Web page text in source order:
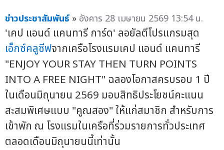
ข่าวประชาสัมพันธ์ » อังคาร 28 เมษายน 2569 13:54 น.
'เคป แอนด์ แคนทารี การ์ด' ลอยัลตีโปรแกรมสุด
เอ็กซ์คลูซีฟจากเครือโรงแรมเคป แอนด์ แคนทารี
"ENJOY YOUR STAY THEN TURN POINTS
INTO A FREE NIGHT" ฉลองโอกาสครบรอบ 1 ปี
ในเดือนมิถุนายน 2569 มอบสิทธิประโยชน์คะแนน
สะสมพิเศษแบบ "คูณสอง" ให้แก่สมาชิก สำหรับการ
เข้าพัก ณ โรงแรมในเครือที่ร่วมรายการทั่วประเทศ
ตลอดเดือนมิถุนายนนี้เท่านั้น